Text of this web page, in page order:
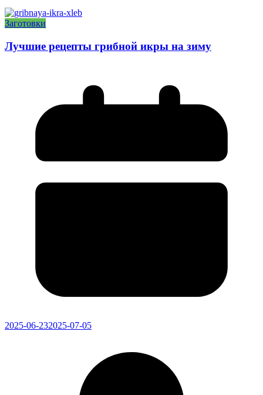
Заготовки
Лучшие рецепты грибной икры на зиму
2025-06-232025-07-05